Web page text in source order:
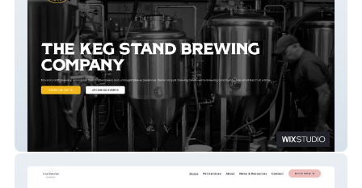
The Keg Stand Brewing Co